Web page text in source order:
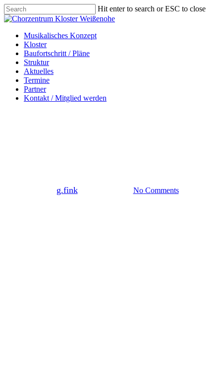
Skip
to
content
Hit enter to search or ESC to close
Close
Menu
Menu
Musikalisches Konzept
Kloster
Baufortschritt / Pläne
Struktur
Aktuelles
Termine
Partner
Kontakt / Mitglied werden
g.fink26. Oktober 2023 No Comments